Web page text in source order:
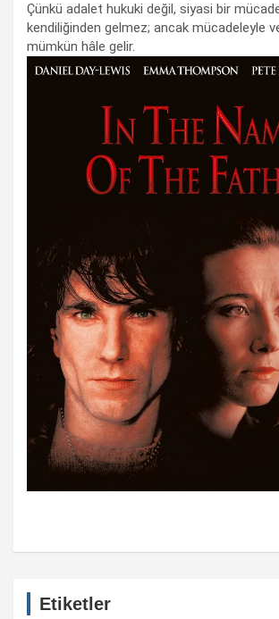
Çünkü adalet hukuki değil, siyasi bir
kendiliğinden gelmez; ancak mücadeleyle
mümkün hâle gelir.
Etiketler